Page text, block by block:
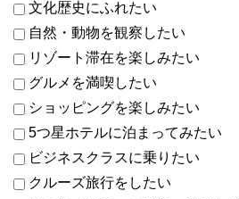
文化歴史にふれたい
自然・動物を観察したい
リゾート滞在を楽しみたい
グルメを満喫したい
ショッピングを楽しみたい
5つ星ホテルに泊まってみたい
ビジネスクラスに乗りたい
クルーズ旅行をしたい